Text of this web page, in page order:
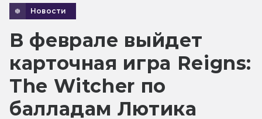
Новости
В феврале выйдет
карточная игра Reigns:
The Witcher по
балладам Лютика